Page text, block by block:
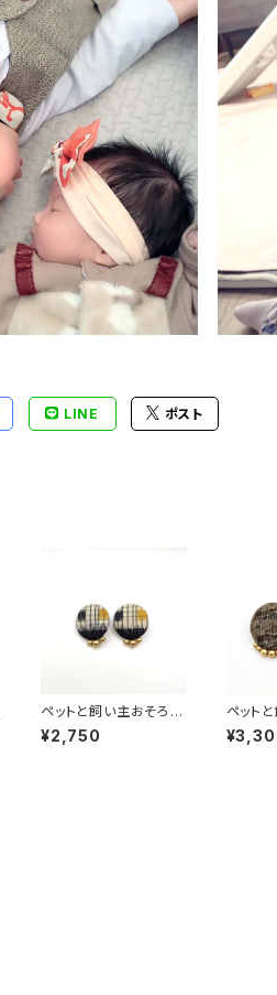
LINE ポスト
ペットと飼い主おそろい
【ピアス（小）】 ペアルッ
ク 大正ロマン レトロ ア
¥2,750
ペット
【ピアス
正ロマ